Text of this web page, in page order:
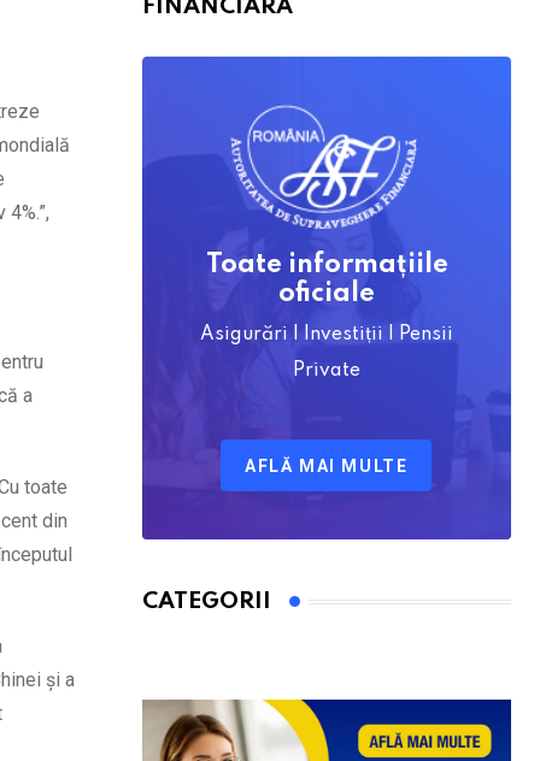
a
toate
din
și a
FINANCIARĂ
Toate informațiile
oficiale
Asigurări | Investiții | Pensii
Private
AFLĂ MAI MULTE
CATEGORII